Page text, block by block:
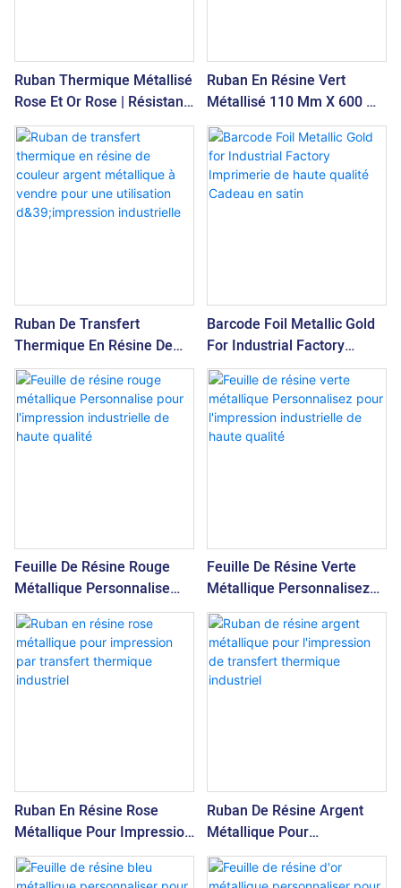
Ruban Thermique Métallisé
Rose Et Or Rose | Résistant,
Idéal Pour Les Étiquettes
Cadeaux Et De Vente Au
Détail
Ruban En Résine Vert
Métallisé 110 Mm X 600 M
Pour Impression
Industrielle
Ruban De Transfert
Thermique En Résine De
Couleur Argent Métallique
À Vendre Pour Une
Utilisation D&39;impression
Industrielle
Barcode Foil Metallic Gold
For Industrial Factory
Imprimerie De Haute
Qualité Cadeau En Satin
Feuille De Résine Rouge
Métallique Personnalise
Pour L'impression
Industrielle De Haute
Qualité
Feuille De Résine Verte
Métallique Personnalisez
Pour L'impression
Industrielle De Haute
Qualité
Ruban En Résine Rose
Métallique Pour Impression
Par Transfert Thermique
Industriel
Ruban De Résine Argent
Métallique Pour
L'impression De Transfert
Thermique Industriel